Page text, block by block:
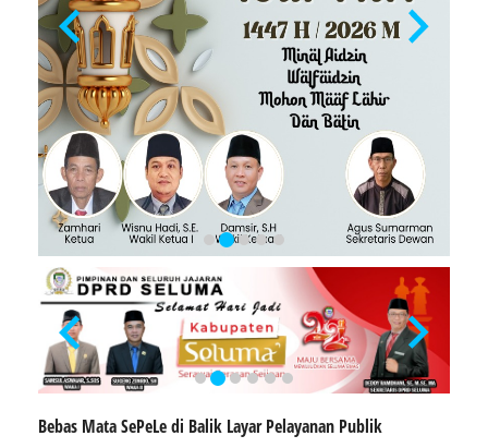
Bebas Mata SePeLe di Balik Layar Pelayanan Publik